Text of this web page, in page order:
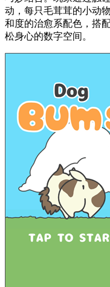
动，每只毛茸茸的小动
和度的治愈系配色，搭
松身心的数字空间。